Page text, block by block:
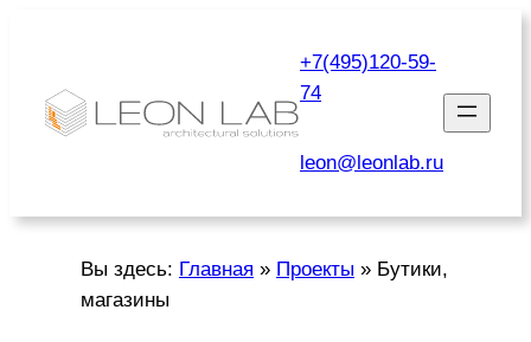
содержимому
+7(495)120-59-
74
leon@leonlab.ru
Вы здесь: Главная » Проекты » Бутики,
магазины